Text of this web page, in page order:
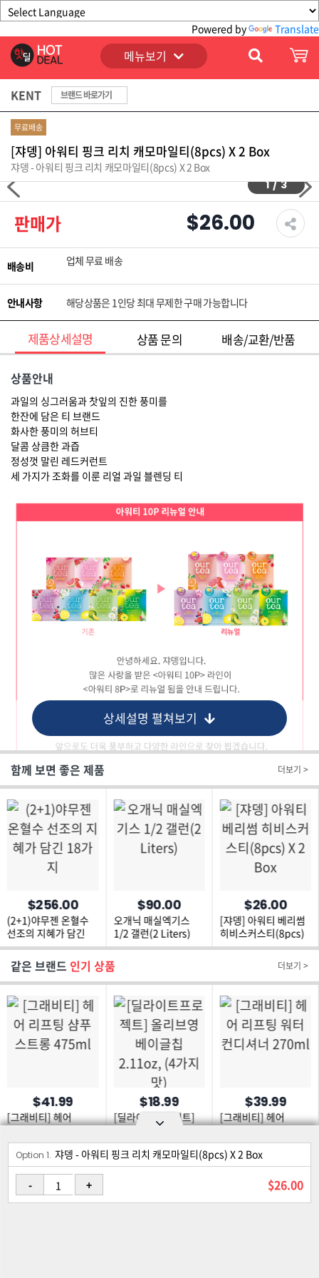
Powered by Translate
메뉴보기
KENT 브랜드 바로가기
무료배송
[쟈뎅] 아워티 핑크 리치 캐모마일티(8pcs) X 2 Box
쟈뎅 - 아워티 핑크 리치 캐모마일티(8pcs) X 2 Box
1 / 3
판매가 $26.00
배송비 업체 무료 배송
안내사항 해당상품은 1인당 최대 무제한 구매 가능합니다
제품상세설명 상품 문의 배송/교환/반품
상품안내
과일의 싱그러움과 찻잎의 진한 풍미를
한잔에 담은 티 브랜드
화사한 풍미의 허브티
달콤 상큼한 과즙
정성껏 말린 레드커런트
세 가지가 조화를 이룬 리얼 과일 블렌딩 티
상세설명 펼쳐보기
함께 보면 좋은 제품 더보기 >
$256.00
(2+1)야무젠 온혈수
선조의 지혜가 담긴
18가지
$90.00
오개닉 매실엑기스
1/2 갤런(2 Liters)
$26.00
[쟈뎅] 아워티 베리썸
히비스커스티(8pcs)
X 2 Box
같은 브랜드 인기 상품 더보기 >
$41.99
[그래비티] 헤어
리프팅 샴푸 스트롱
475ml
$18.99
[딜라이트프로젝트]
올리브영 베이글칩
2.11oz, (4가지 맛)
$39.99
[그래비티] 헤어
리프팅 워터 컨디셔너
270ml
Option 1. 쟈뎅 - 아워티 핑크 리치 캐모마일티(8pcs) X 2 Box
- + $26.00
로그인
이용약관 개인정보 보호정책 고객센터 제휴신청